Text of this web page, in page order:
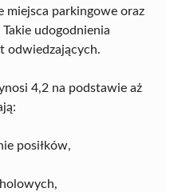
miejsca parkingowe oraz
udogodnienia
odwiedzających.
4,2 na podstawie aż
posiłków,